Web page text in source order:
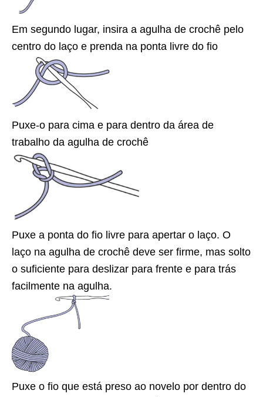
Em segundo lugar, insira a agulha de crochê pelo
centro do laço e prenda na ponta livre do fio
Puxe-o para cima e para dentro da área de
trabalho da agulha de crochê
Puxe a ponta do fio livre para apertar o laço. O
laço na agulha de crochê deve ser firme, mas solto
o suficiente para deslizar para frente e para trás
facilmente na agulha.
Puxe o fio que está preso ao novelo por dentro do